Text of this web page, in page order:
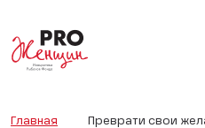
Главная Преврати свои